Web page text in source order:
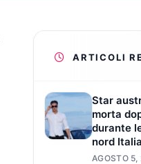
ARTICOLI
Star
morta
durante
nord Italia
AGOSTO